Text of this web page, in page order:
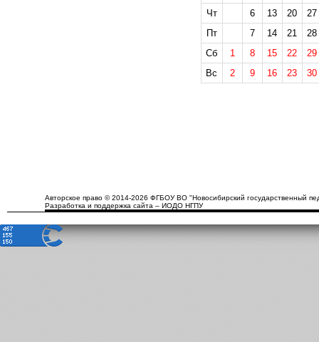
Чт
6 13 20
27
Пт
7 14 21
28
Сб
1 8 15 22
29
Вс
2 9 16 23 30
Авторское право © 2014-2026 ФГБОУ ВО "Новосибирский государственный
Разработка и поддержка сайта – ИОДО НГПУ